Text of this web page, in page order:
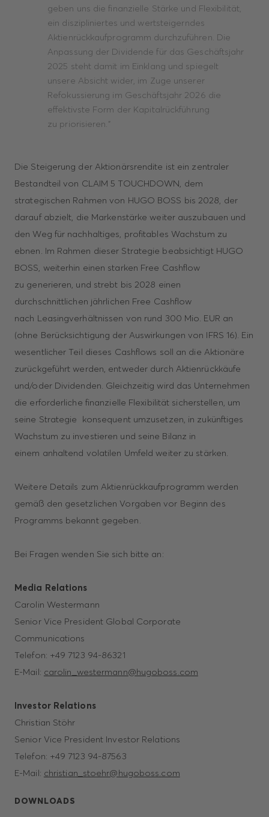
geben uns die finanzielle Stärke und Flexibilität,
ein diszipliniertes und wertsteigerndes
Aktienrückkaufprogramm durchzuführen. Die
Anpassung der Dividende für das Geschäftsjahr
2025 steht damit im Einklang und spiegelt
unsere Absicht wider, im Zuge unserer
Refokussierung im Geschäftsjahr 2026 die
effektivste Form der Kapitalrückführung
zu priorisieren."
Die Steigerung der Aktionärsrendite ist ein zentraler
Bestandteil von CLAIM 5 TOUCHDOWN, dem
strategischen Rahmen von HUGO BOSS bis 2028, der
darauf abzielt, die Markenstärke weiter auszubauen und
den Weg für nachhaltiges, profitables Wachstum zu
ebnen. Im Rahmen dieser Strategie beabsichtigt HUGO
BOSS, weiterhin einen starken Free Cashflow
zu generieren, und strebt bis 2028 einen
durchschnittlichen jährlichen Free Cashflow
nach Leasingverhältnissen von rund 300 Mio. EUR an
(ohne Berücksichtigung der Auswirkungen von IFRS 16). Ein
wesentlicher Teil dieses Cashflows soll an die Aktionäre
zurückgeführt werden, entweder durch Aktienrückkäufe
und/oder Dividenden. Gleichzeitig wird das Unternehmen
die erforderliche finanzielle Flexibilität sicherstellen, um
seine Strategie konsequent umzusetzen, in zukünftiges
Wachstum zu investieren und seine Bilanz in
einem anhaltend volatilen Umfeld weiter zu stärken.
Weitere Details zum Aktienrückkaufprogramm werden
gemäß den gesetzlichen Vorgaben vor Beginn des
Programms bekannt gegeben.
Bei Fragen wenden Sie sich bitte an:
Media Relations
Carolin Westermann
Senior Vice President Global Corporate
Communications
Telefon: +49 7123 94-86321
E-Mail: carolin_westermann@hugoboss.com
Investor Relations
Christian Stöhr
Senior Vice President Investor Relations
Telefon: +49 7123 94-87563
E-Mail: christian_stoehr@hugoboss.com
DOWNLOADS